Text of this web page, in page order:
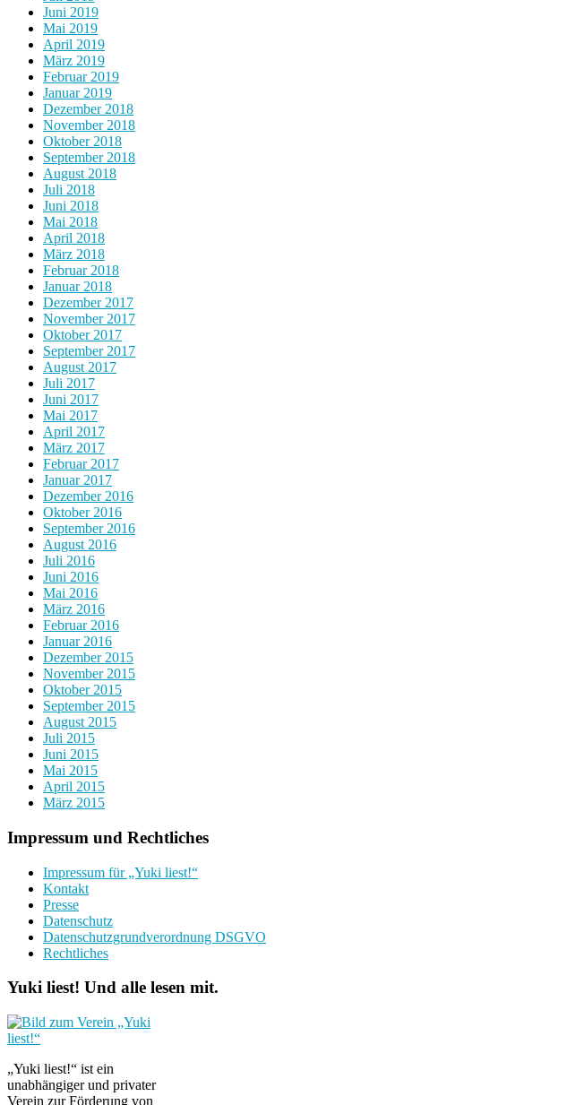
Juni 2019
Mai 2019
April 2019
März 2019
Februar 2019
Januar 2019
Dezember 2018
November 2018
Oktober 2018
September 2018
August 2018
Juli 2018
Juni 2018
Mai 2018
April 2018
März 2018
Februar 2018
Januar 2018
Dezember 2017
November 2017
Oktober 2017
September 2017
August 2017
Juli 2017
Juni 2017
Mai 2017
April 2017
März 2017
Februar 2017
Januar 2017
Dezember 2016
Oktober 2016
September 2016
August 2016
Juli 2016
Juni 2016
Mai 2016
März 2016
Februar 2016
Januar 2016
Dezember 2015
November 2015
Oktober 2015
September 2015
August 2015
Juli 2015
Juni 2015
Mai 2015
April 2015
März 2015
Impressum und Rechtliches
Impressum für „Yuki liest!“
Kontakt
Presse
Datenschutz
Datenschutzgrundverordnung DSGVO
Rechtliches
Yuki liest! Und alle lesen mit.
„Yuki liest!“ ist ein
unabhängiger und privater
Verein zur Förderung von